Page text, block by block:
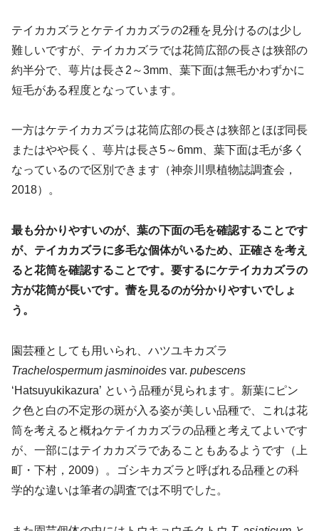
テイカカズラとケテイカカズラの2種を見分けるのは少し
難しいですが、テイカカズラでは花筒広部の長さは狭部の
約半分で、萼片は長さ2～3mm、葉下面は無毛かわずかに
短毛がある程度となっています。
一方はケテイカカズラは花筒広部の長さは狭部とほぼ同長
またはやや長く、萼片は長さ5～6mm、葉下面は毛が多く
なっているので区別できます（神奈川県植物誌調査会，
2018）。
最も分かりやすいのが、葉の下面の毛を確認することです
が、テイカカズラに多毛な個体がいるため、正確さを考え
ると花筒を確認することです。要するにケテイカカズラの
方が花筒が長いです。蕾を見るのが分かりやすいでしょ
う。
園芸種としても用いられ、ハツユキカズラ
Trachelospermum jasminoides var. pubescens
‘Hatsuyukikazura’ という品種が見られます。新葉にピン
ク色と白の不定形の斑が入る姿が美しい品種で、これは花
筒を考えると概ねケテイカカズラの品種と考えてよいです
が、一部にはテイカカズラであることもあるようです（上
町・下村，2009）。ゴシキカズラと呼ばれる品種との科
学的な違いは筆者の調査では不明でした。